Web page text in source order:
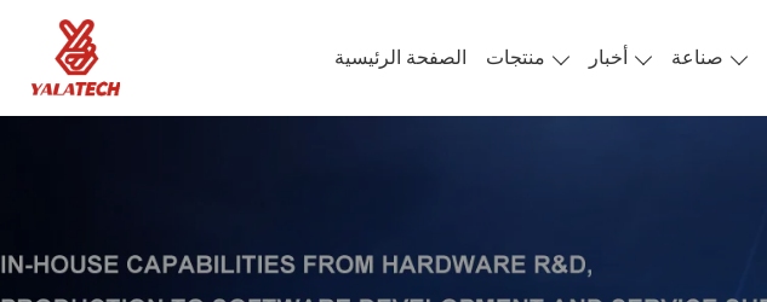
الصفحة الرئيسية منتجات أخبار صناعة